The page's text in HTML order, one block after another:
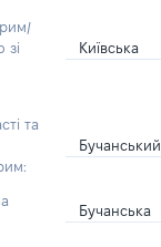
зі
Київська
та
Бучанський
Бучанська